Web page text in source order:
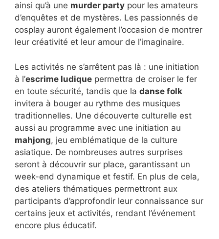
ainsi qu’à une murder party pour les amateurs
d’enquêtes et de mystères. Les passionnés de
cosplay auront également l’occasion de montrer
leur créativité et leur amour de l’imaginaire.
Les activités ne s’arrêtent pas là : une initiation
à l’escrime ludique permettra de croiser le fer
en toute sécurité, tandis que la danse folk
invitera à bouger au rythme des musiques
traditionnelles. Une découverte culturelle est
aussi au programme avec une initiation au
mahjong, jeu emblématique de la culture
asiatique. De nombreuses autres surprises
seront à découvrir sur place, garantissant un
week-end dynamique et festif. En plus de cela,
des ateliers thématiques permettront aux
participants d’approfondir leur connaissance sur
certains jeux et activités, rendant l’événement
encore plus éducatif.